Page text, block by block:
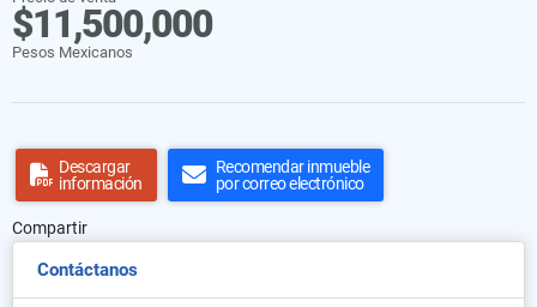
$11,500,000
Pesos Mexicanos
Descargar
información
Recomendar inmueble
por correo electrónico
Compartir
Contáctanos